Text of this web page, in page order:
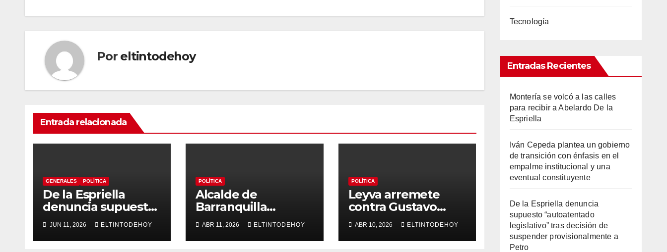
Por eltintodehoy
Entrada relacionada
GENERALES POLÍTICA
De la Espriella
denuncia supuesto
“autoatentado
legislativo” tras
decisión de
JUN 11, 2026 ELTINTODEHOY
POLÍTICA
Alcalde de
Barranquilla
arremete contra la
paz total:
«Protegen es a los
ABR 11, 2026 ELTINTODEHOY
POLÍTICA
Leyva arremete
contra Gustavo
Petro y denuncia
“persecución atroz”
tras investigación
ABR 10, 2026 ELTINTODEHOY
Tecnología
Entradas Recientes
Montería se volcó a las calles
para recibir a Abelardo De la
Espriella
Iván Cepeda plantea un gobierno
de transición con énfasis en el
empalme institucional y una
eventual constituyente
De la Espriella denuncia
supuesto “autoatentado
legislativo” tras decisión de
suspender provisionalmente a
Petro